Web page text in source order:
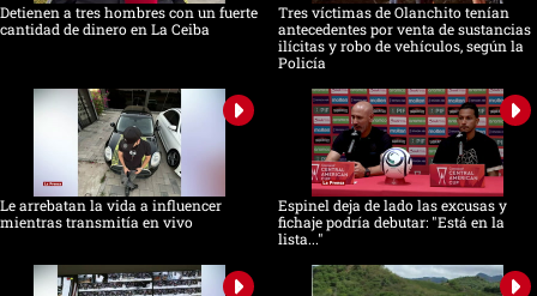
Detienen a tres hombres con un fuerte
cantidad de dinero en La Ceiba
Tres víctimas de Olanchito tenían
antecedentes por venta de sustancias
ilícitas y robo de vehículos, según la
Policía
Le arrebatan la vida a influencer
mientras transmitía en vivo
Espinel deja de lado las excusas y
fichaje podría debutar: "Está en la
lista..."